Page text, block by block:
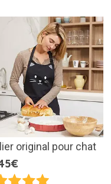
original pour chat